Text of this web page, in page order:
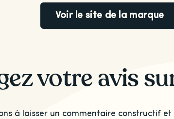
Voir le site de la marque
votre avis
à laisser un commentaire constructif